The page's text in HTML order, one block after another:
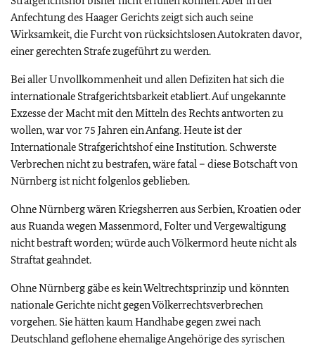
Anfechtung des Haager Gerichts zeigt sich auch seine
Wirksamkeit, die Furcht von rücksichtslosen Autokraten davor,
einer gerechten Strafe zugeführt zu werden.
Bei aller Unvollkommenheit und allen Defiziten hat sich die
internationale Strafgerichtsbarkeit etabliert. Auf ungekannte
Exzesse der Macht mit den Mitteln des Rechts antworten zu
wollen, war vor 75 Jahren ein Anfang. Heute ist der
Internationale Strafgerichtshof eine Institution. Schwerste
Verbrechen nicht zu bestrafen, wäre fatal – diese Botschaft von
Nürnberg ist nicht folgenlos geblieben.
Ohne Nürnberg wären Kriegsherren aus Serbien, Kroatien oder
aus Ruanda wegen Massenmord, Folter und Vergewaltigung
nicht bestraft worden; würde auch Völkermord heute nicht als
Straftat geahndet.
Ohne Nürnberg gäbe es kein Weltrechtsprinzip und könnten
nationale Gerichte nicht gegen Völkerrechtsverbrechen
vorgehen. Sie hätten kaum Handhabe gegen zwei nach
Deutschland geflohene ehemalige Angehörige des syrischen